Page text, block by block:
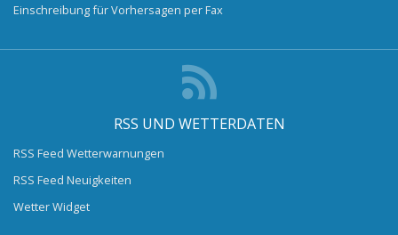
Einschreibung für Vorhersagen per Fax
RSS UND WETTERDATEN
RSS Feed Wetterwarnungen
RSS Feed Neuigkeiten
Wetter Widget